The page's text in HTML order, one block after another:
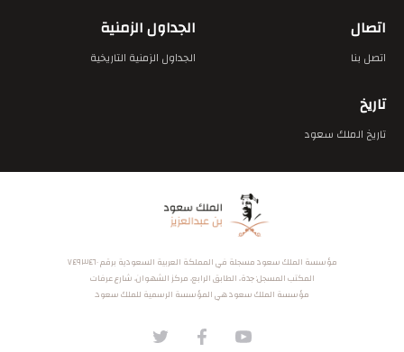
اتصال
اتصل بنا
الجداول الزمنية
الجداول الزمنية التاريخية
تاريخ
تاريخ الملك سعود
مؤسسة الملك سعود مسجلة في المملكة العربية السعودية برقم ٧٤٩٣٤٦٠
المكتب المسجل: جدة، الطابق الرابع، مركز الشهوان، شارع عرفات
مؤسسة الملك سعود هي المؤسسة الرسمية للملك سعود.